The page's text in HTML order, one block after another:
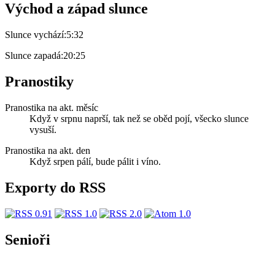
Východ a západ slunce
Slunce vychází:5:32
Slunce zapadá:20:25
Pranostiky
Pranostika na akt. měsíc
Když v srpnu naprší, tak než se oběd pojí, všecko slunce
vysuší.
Pranostika na akt. den
Když srpen pálí, bude pálit i víno.
Exporty do RSS
Senioři